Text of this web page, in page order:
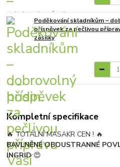
Poděkování skladníkům –
příspěvek za pečlivou
zásilky
Kompletní specifikace
🔥 TOTÁLNÍ MASAKR CEN ! 🔥
BAVLNĚNÉ OBOUSTRANNÉ
INGRID😍